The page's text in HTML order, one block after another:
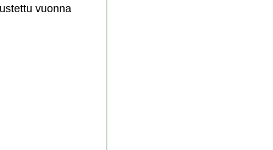
vuonna